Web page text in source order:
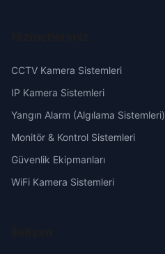
Hakkari
Isparta
Tecel
Turgut Özal
Yavuz Selim
CCTV Kamera Sistemleri
IP Kamera Sistemleri
Yangın Alarm (Algılama Sistemleri)
Monitör & Kontrol Sistemleri
Güvenlik Ekipmanları
WiFi Kamera Sistemleri